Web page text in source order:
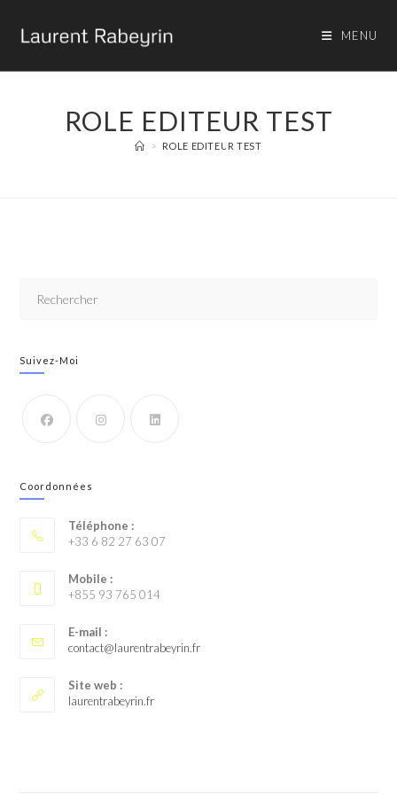
MENU
ROLE EDITEUR TEST
> ROLE EDITEUR TEST
Suivez-Moi
Coordonnées
Téléphone :
+33 6 82 27 63 07
Mobile :
+855 93 765 014
E-mail :
contact@laurentrabeyrin.fr
Site web :
laurentrabeyrin.fr